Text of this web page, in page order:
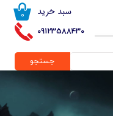
09123588430
۰ سبد خرید
جستجو